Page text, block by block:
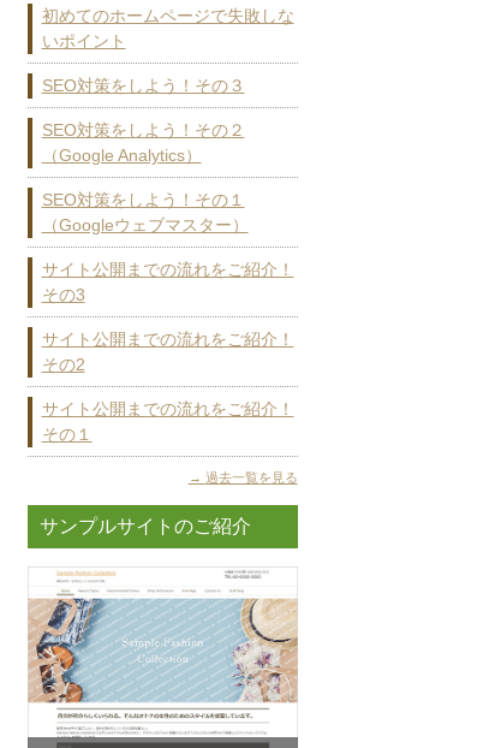
初めてのホームページで失敗しな
いポイント
SEO対策をしよう！その３
SEO対策をしよう！その２
（Google Analytics）
SEO対策をしよう！その１
（Googleウェブマスター）
サイト公開までの流れをご紹介！
その3
サイト公開までの流れをご紹介！
その2
サイト公開までの流れをご紹介！
その１
過去一覧を見る
サンプルサイトのご紹介